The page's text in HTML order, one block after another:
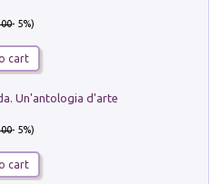
- 5%)
cart
Un'antologia d'arte
- 5%)
cart